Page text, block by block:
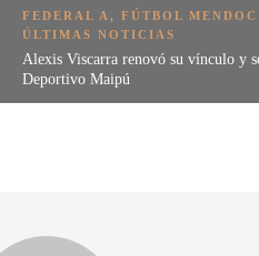
FEDERAL A,FÚTBOL
ÚLTIMAS NOTICIAS
Alexis Viscarra renovó su vínculo y
Deportivo Maipú